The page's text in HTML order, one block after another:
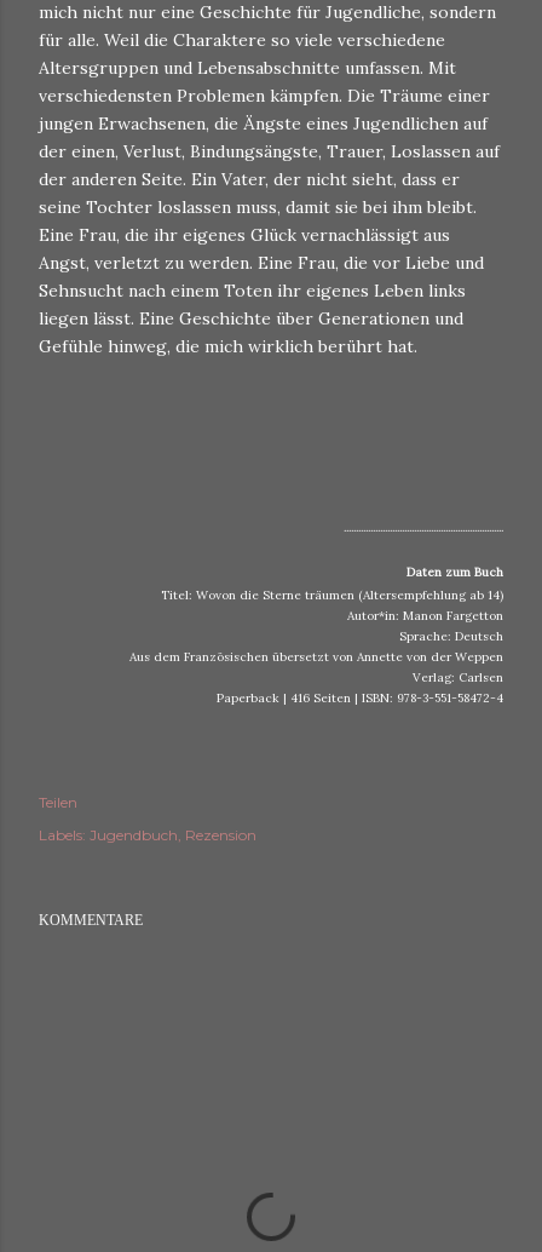
mich nicht nur eine Geschichte für Jugendliche, sondern
für alle. Weil die Charaktere so viele verschiedene
Altersgruppen und Lebensabschnitte umfassen. Mit
verschiedensten Problemen kämpfen. Die Träume einer
jungen Erwachsenen, die Ängste eines Jugendlichen auf
der einen, Verlust, Bindungsängste, Trauer, Loslassen auf
der anderen Seite. Ein Vater, der nicht sieht, dass er
seine Tochter loslassen muss, damit sie bei ihm bleibt.
Eine Frau, die ihr eigenes Glück vernachlässigt aus
Angst, verletzt zu werden. Eine Frau, die vor Liebe und
Sehnsucht nach einem Toten ihr eigenes Leben links
liegen lässt. Eine Geschichte über Generationen und
Gefühle hinweg, die mich wirklich berührt hat.
..................................................................
Daten zum Buch
Titel: Wovon die Sterne träumen (Altersempfehlung ab 14)
Autor*in: Manon Fargetton
Sprache: Deutsch
Aus dem Französischen übersetzt von Annette von der Weppen
Verlag: Carlsen
Paperback | 416 Seiten | ISBN: 978-3-551-58472-4
Teilen
Labels: Jugendbuch Rezension
KOMMENTARE